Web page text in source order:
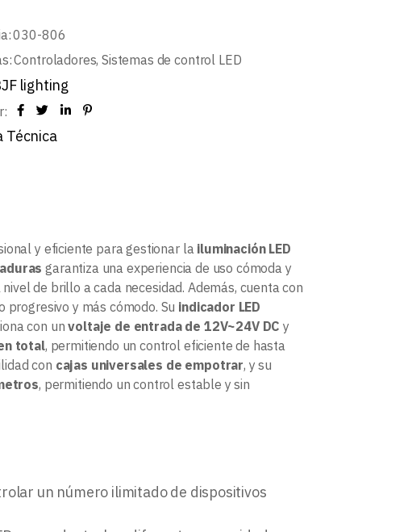
030-806
Controladores,Sistemas de control LED
lighting
Técnica
y eficiente para gestionar la iluminación LED
garantiza una experiencia de uso cómoda y
de brillo a cada necesidad. Además, cuenta con
progresivo y más cómodo. Su indicador LED
con unvoltaje de entrada de 12V~24V DC y
total, permitiendo un control eficiente de hasta
con cajas universales de empotrar, y su
, permitiendo un control estable y sin
un número ilimitado de dispositivos